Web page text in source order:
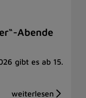
Abende
gibt es ab 15.